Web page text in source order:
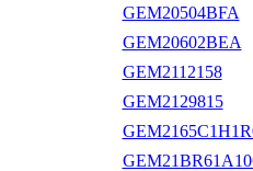
GEM20504BFA
GEM20602BEA
GEM2112158
GEM2129815